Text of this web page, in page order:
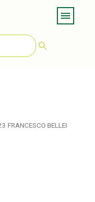
FRANCESCO BELLEI